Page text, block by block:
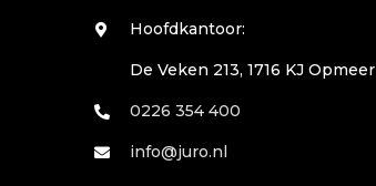
Hoofdkantoor:
De Veken 213, 1716 KJ Opmeer
0226 354 400
info@juro.nl